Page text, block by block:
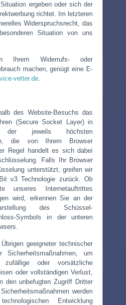
ergeben oder sich der
richtet. Im letzteren
Widerspruchsrecht, das
Situation von uns
Ihrem Widerrufs- oder
machen, genügt eine E-
vetter.de.
des Website-Besuchs das
(Secure Socket Layer) in
der jeweils höchsten
die von Ihrem Browser
Regel handelt es sich dabei
Falls Ihr Browser
unterstützt, greifen wir
v3 Technologie zurück. Ob
unseres Internetauftrittes
wird, erkennen Sie an der
des Schüssel-
Symbols in der unteren
geeigneter technischer
Sicherheitsmaßnahmen, um
oder vorsätzliche
oder vollständigen Verlust,
den unbefugten Zugriff Dritter
werden
Entwicklung